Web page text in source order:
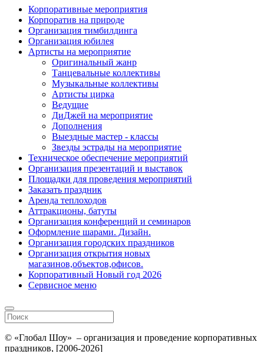
Корпоративные мероприятия
Корпоратив на природе
Организация тимбилдинга
Организация юбилея
Артисты на мероприятие
Оригинальный жанр
Танцевальные коллективы
Музыкальные коллективы
Артисты цирка
Ведущие
ДиДжей на мероприятие
Дополнения
Выездные мастер - классы
Звезды эстрады на мероприятие
Техническое обеспечение мероприятий
Организация презентаций и выставок
Площадки для проведения мероприятий
Заказать праздник
Аренда теплоходов
Аттракционы, батуты
Организация конференций и семинаров
Оформление шарами. Дизайн.
Организация городских праздников
Организация открытия новых
магазинов,объектов,офисов.
Корпоративный Новый год 2026
Сервисное меню
© «Глобал Шоу» – организация и проведение корпоративных
праздников, [2006-2026]